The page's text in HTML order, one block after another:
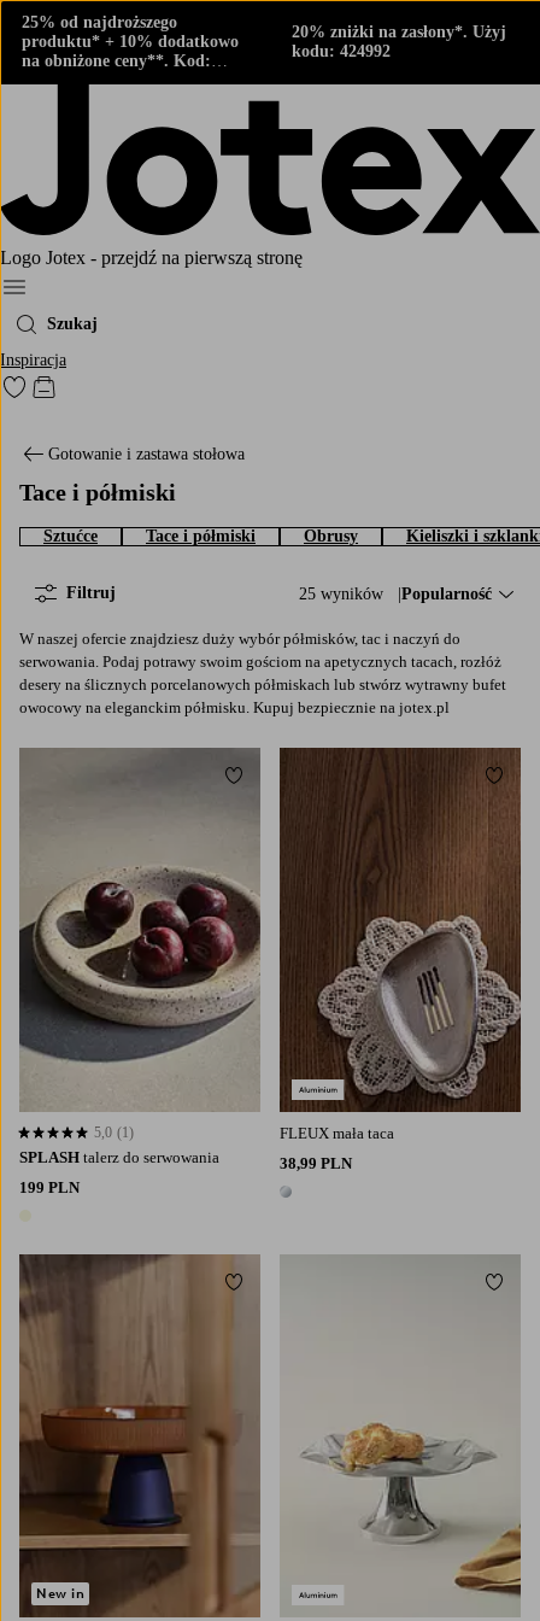
25% od najdroższego
produktu* + 10% dodatkowo
na obniżone ceny**. Kod:
424882
20% zniżki na zasłony*. Użyj
kodu: 424992
Logo Jotex - przejdź na pierwszą stronę
Menu
Szukaj
Inspiracja
Przejdź do ulubionych oznaczonych produktów
Przejdź do koszyka
Gotowanie i zastawa stołowa
Tace i półmiski
Sztućce Tace i półmiski Obrusy Kieliszki i
25 wyników Sortuj według:
Popularność
Filtruj
W naszej ofercie znajdziesz duży wybór półmisków, tac i naczyń do
serwowania. Podaj potrawy swoim gościom na apetycznych tacach, rozłóż
desery na ślicznych porcelanowych półmiskach lub stwórz wytrawny bufet
owocowy na eleganckim półmisku. Kupuj bezpiecznie na jotex.pl
SPLASH talerz do serwowania
199 PLN
5,0 opierając się na 1 ocenach
5,0 (1)
Dodaj do ulubionych
FLEUX mała taca
38,99 PLN
1 kolor
New in
Dodaj do ulubionych